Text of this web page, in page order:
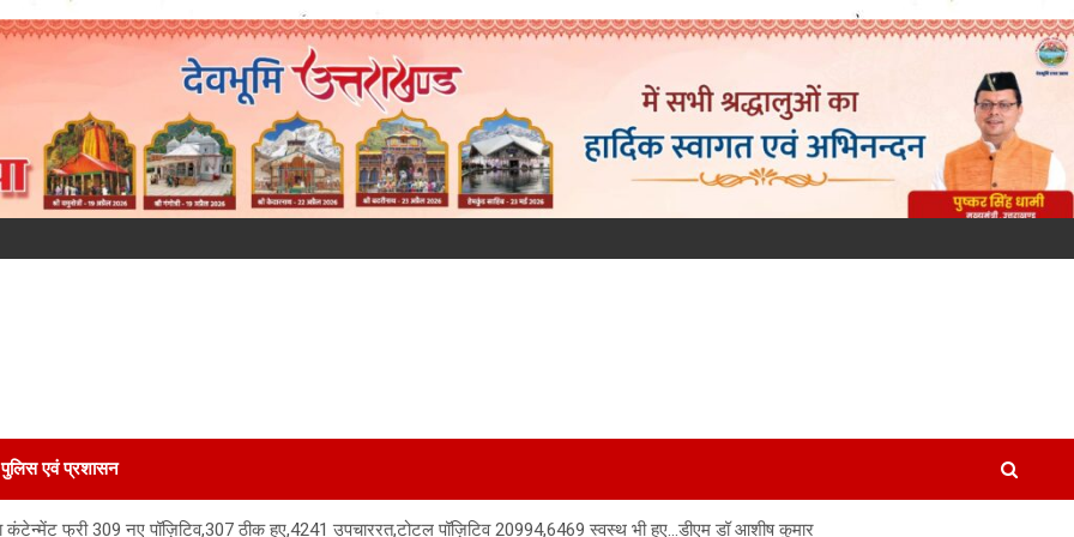
पुलिस एवं प्रशासन
फ्री 309 नए पॉज़िटिव,307 ठीक हुए,4241 उपचाररत,टोटल पॉज़िटिव 20994,6469 स्वस्थ भी हुए…डीएम डॉ आशीष कुमार